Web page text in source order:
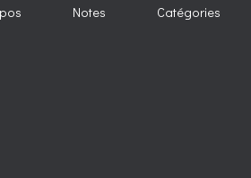
Notes Catégories